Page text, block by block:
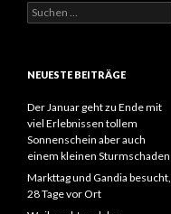
Suchen
nach:
NEUESTE BEITRÄGE
Der Januar geht zu Ende mit
viel Erlebnissen tollem
Sonnenschein aber auch
einem kleinen Sturmschaden
Markttag und Gandia besucht,
28 Tage vor Ort